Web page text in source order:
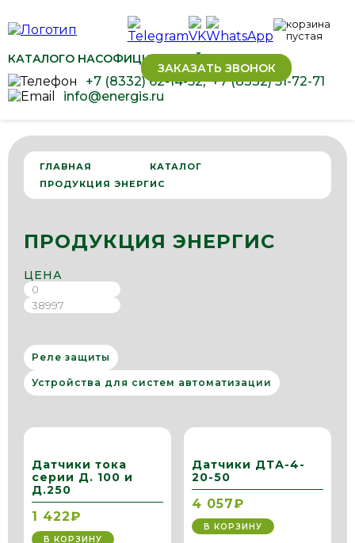
КАТАЛОГО НАСОФИЦИАЛЬНЫЙ ДИЛЕР ОВЕН
+7 (8332) 62-14-52,+7 (8332) 51-72-71
info@energis.ru
ЗАКАЗАТЬ ЗВОНОК
ГЛАВНАЯ
КАТАЛОГ
ПРОДУКЦИЯ ЭНЕРГИС
ПРОДУКЦИЯ ЭНЕРГИС
ЦЕНА
Реле защиты
Устройства для систем автоматизации
Датчики тока
серии Д. 100 и
Д.250
1 422₽
В КОРЗИНУ
Датчики ДТА-4-
20-50
4 057₽
В КОРЗИНУ